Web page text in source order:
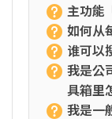
主功能
如何从
谁可以
我是公
具箱里
我是一